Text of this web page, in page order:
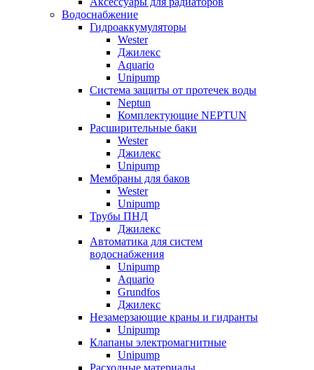
Водоснабжение
Гидроаккумуляторы
Wester
Джилекс
Aquario
Unipump
Система защиты от протечек воды
Neptun
Комплектующие NEPTUN
Расширительные баки
Wester
Джилекс
Unipump
Мембраны для баков
Wester
Unipump
Трубы ПНД
Джилекс
Автоматика для систем
водоснабжения
Unipump
Aquario
Grundfos
Джилекс
Незамерзающие краны и гидранты
Unipump
Клапаны электромагнитные
Unipump
Расходные материалы